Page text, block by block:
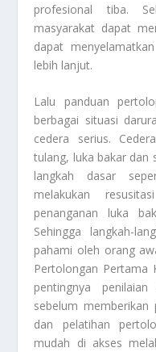
profesional tiba.
masyarakat dapat
dapat
lebih lanjut.
Lalu panduan
berbagai situasi
cedera serius.
tulang, luka bakar dan
langkah dasar
melakukan
penanganan luka
Sehingga langkah-
pahami oleh orang
Pertolongan Pertama
pentingnya
sebelum memberikan
dan pelatihan
mudah di akses